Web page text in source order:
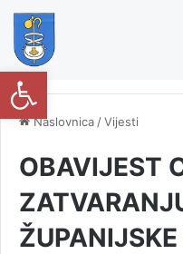
Naslovnica /Vijesti
OBAVIJEST
Open toolbar